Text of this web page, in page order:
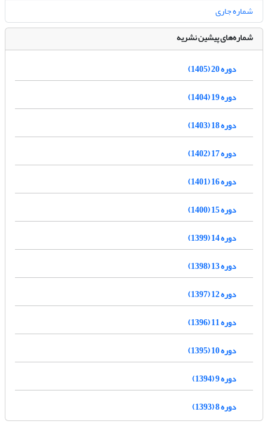
شماره جاری
شماره‌های پیشین نشریه
دوره 20 (1405)
دوره 19 (1404)
دوره 18 (1403)
دوره 17 (1402)
دوره 16 (1401)
دوره 15 (1400)
دوره 14 (1399)
دوره 13 (1398)
دوره 12 (1397)
دوره 11 (1396)
دوره 10 (1395)
دوره 9 (1394)
دوره 8 (1393)